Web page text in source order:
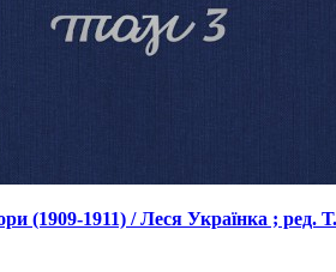
(1909-1911) / Леся Українка ;